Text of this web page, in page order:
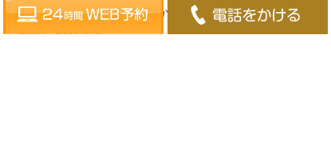
せ・透明感）や形態の細かな調整は制限されやすい
傾向にあります。